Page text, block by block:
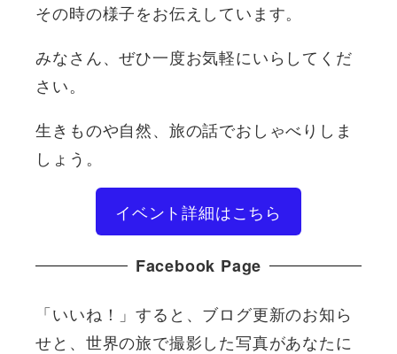
その時の様子をお伝えしています。
みなさん、ぜひ一度お気軽にいらしてくだ
さい。
生きものや自然、旅の話でおしゃべりしま
しょう。
イベント詳細はこちら
Facebook Page
「いいね！」すると、ブログ更新のお知ら
せと、世界の旅で撮影した写真があなたに